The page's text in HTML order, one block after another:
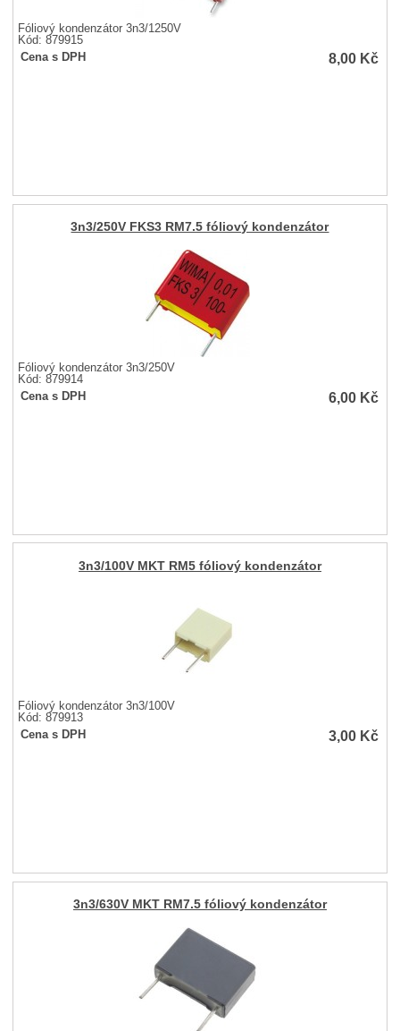
Fóliový kondenzátor 3n3/1250V
Kód: 879915
Cena s DPH
8,00 Kč
3n3/250V FKS3 RM7.5 fóliový kondenzátor
Fóliový kondenzátor 3n3/250V
Kód: 879914
Cena s DPH
6,00 Kč
3n3/100V MKT RM5 fóliový kondenzátor
Fóliový kondenzátor 3n3/100V
Kód: 879913
Cena s DPH
3,00 Kč
3n3/630V MKT RM7.5 fóliový kondenzátor